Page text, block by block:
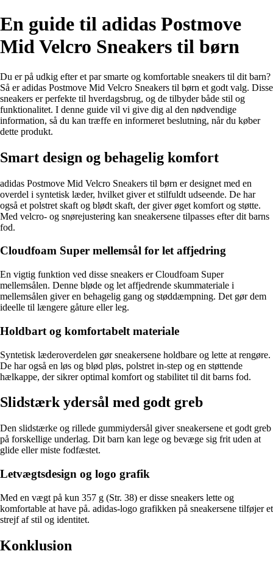
En guide til adidas Postmove
Mid Velcro Sneakers til børn
Du er på udkig efter et par smarte og komfortable sneakers til dit barn?
Så er adidas Postmove Mid Velcro Sneakers til børn et godt valg. Disse
sneakers er perfekte til hverdagsbrug, og de tilbyder både stil og
funktionalitet. I denne guide vil vi give dig al den nødvendige
information, så du kan træffe en informeret beslutning, når du køber
dette produkt.
Smart design og behagelig komfort
adidas Postmove Mid Velcro Sneakers til børn er designet med en
overdel i syntetisk læder, hvilket giver et stilfuldt udseende. De har
også et polstret skaft og blødt skaft, der giver øget komfort og støtte.
Med velcro- og snørejustering kan sneakersene tilpasses efter dit barns
fod.
Cloudfoam Super mellemsål for let affjedring
En vigtig funktion ved disse sneakers er Cloudfoam Super
mellemsålen. Denne bløde og let affjedrende skummateriale i
mellemsålen giver en behagelig gang og støddæmpning. Det gør dem
ideelle til længere gåture eller leg.
Holdbart og komfortabelt materiale
Syntetisk læderoverdelen gør sneakersene holdbare og lette at rengøre.
De har også en løs og blød pløs, polstret in-step og en støttende
hælkappe, der sikrer optimal komfort og stabilitet til dit barns fod.
Slidstærk ydersål med godt greb
Den slidstærke og rillede gummiydersål giver sneakersene et godt greb
på forskellige underlag. Dit barn kan lege og bevæge sig frit uden at
glide eller miste fodfæstet.
Letvægtsdesign og logo grafik
Med en vægt på kun 357 g (Str. 38) er disse sneakers lette og
komfortable at have på. adidas-logo grafikken på sneakersene tilføjer et
strejf af stil og identitet.
Konklusion